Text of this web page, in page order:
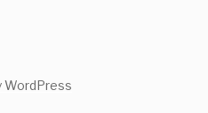
WordPress